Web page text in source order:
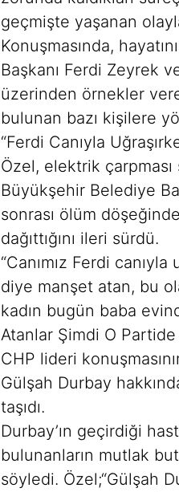
geçmişte yaşanan
Konuşmasında,
Başkanı Ferdi Zeyrek
üzerinden örnekler
bulunan bazı kişilere
“Ferdi Canıyla
Özel, elektrik
Büyükşehir Belediye
sonrası ölüm
dağıttığını ileri sürdü.
“Canımız Ferdi canıyla
diye manşet atan, bu
kadın bugün baba
Atanlar Şimdi O Partide
CHP lideri
Gülşah Durbay
taşıdı.
Durbay’ın geçirdiği
bulunanların mutlak
söyledi. Özel;“Gülşah